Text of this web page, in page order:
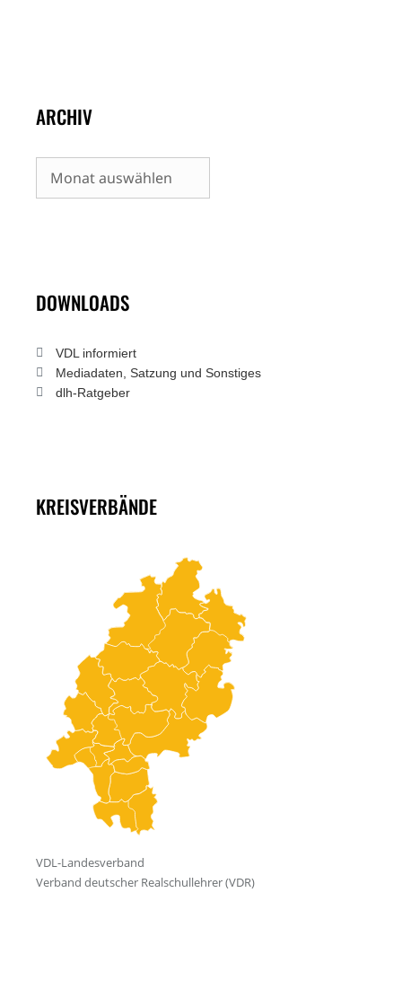
ARCHIV
Archiv
DOWNLOADS
VDL informiert
Mediadaten, Satzung und Sonstiges
dlh-Ratgeber
KREISVERBÄNDE